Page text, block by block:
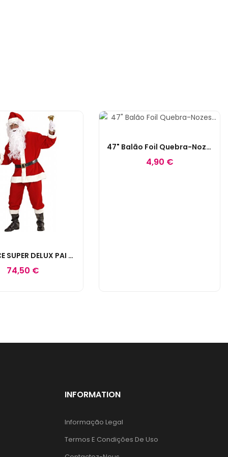
DISFARCE SUPER DELUX PAI NATAL TAMANHO ÚNICO
74,50 €
47" Balão Foil Quebra-Nozes Tradicional Rosa
4,90 €
INFORMATION
Informação Legal
Termos E Condições De Uso